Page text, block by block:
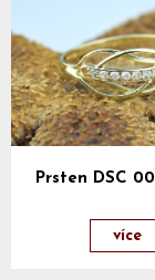
Prsten DSC
více